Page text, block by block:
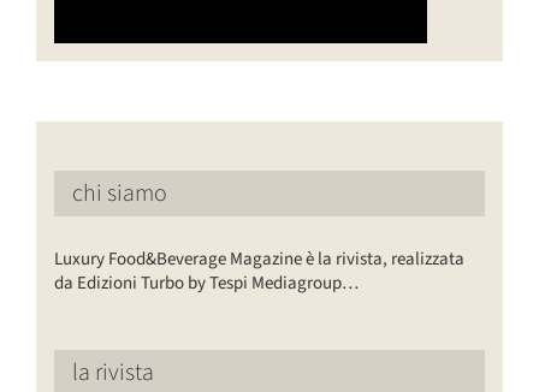
chi siamo
Luxury Food&Beverage Magazine è la rivista, realizzata
da Edizioni Turbo by Tespi Mediagroup…
la rivista